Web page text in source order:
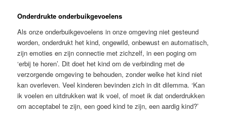
Onderdrukte onderbuikgevoelens
Als onze onderbuikgevoelens in onze omgeving niet gesteund
worden, onderdrukt het kind, ongewild, onbewust en automatisch,
zijn emoties en zijn connectie met zichzelf, in een poging om
‘erbij te horen’. Dit doet het kind om de verbinding met de
verzorgende omgeving te behouden, zonder welke het kind niet
kan overleven. Veel kinderen bevinden zich in dit dilemma. ‘Kan
ik voelen en uitdrukken wat ik voel, of moet ik dat onderdrukken
om acceptabel te zijn, een goed kind te zijn, een aardig kind?’